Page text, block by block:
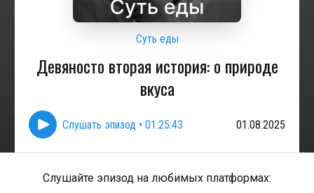
Суть еды
Девяносто вторая история: о природе
вкуса
Слушать эпизод • 01:25:43 01.08.2025
Слушайте эпизод на любимых платформах: